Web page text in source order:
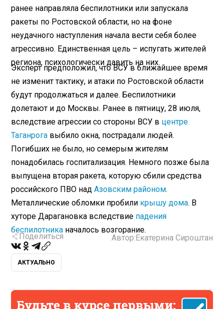
ранее направляла беспилотники или запускала
ракеты по Ростовской области, но на фоне
неудачного наступления начала вести себя более
агрессивно. Единственная цель – испугать жителей
региона, психологически давить на них.
Эксперт предположил, что ВСУ в ближайшее время
не изменит тактику, и атаки по Ростовской области
будут продолжаться и далее. Беспилотники
долетают и до Москвы. Ранее в пятницу, 28 июля,
вследствие агрессии со стороны ВСУ в центре
Таганрога выбило окна, пострадали людей.
Погибших не было, но семерым жителям
понадобилась госпитализация. Немного позже была
выпущена вторая ракета, которую сбили средства
российского ПВО надАзовским районом.
Металлические обломки пробили крышу дома. В
хуторе Дарагановка вследствие падения
беспилотника началось возгорание.
Поделиться Автор: Екатерина Сироштан
АКТУАЛЬНО